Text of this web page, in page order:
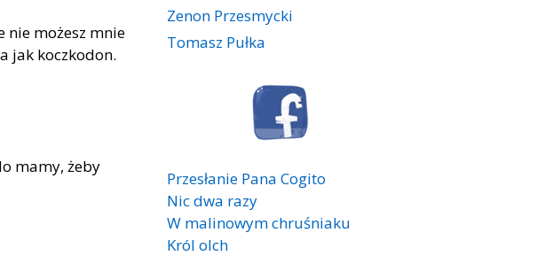
nie możesz mnie
jak koczkodon.
mamy, żeby
Zenon Przesmycki
Tomasz Pułka
Przesłanie Pana Cogito
Nic dwa razy
W malinowym chruśniaku
Król olch